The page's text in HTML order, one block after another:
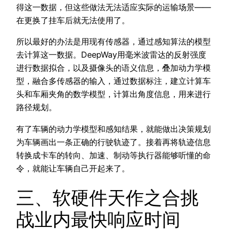
得这一数据，但这些做法无法适应实际的运输场景——
在更换了挂车后就无法使用了。
所以最好的办法是用现有传感器，通过感知算法的模型
去计算这一数据。DeepWay用毫米波雷达的反射强度
进行数据拟合，以及摄像头的语义信息，叠加动力学模
型，融合多传感器的输入，通过数据标注，建立计算车
头和车厢夹角的数学模型，计算出角度信息，用来进行
路径规划。
有了车辆的动力学模型和感知结果，就能做出决策规划
为车辆画出一条正确的行驶轨迹了。接着再将轨迹信息
转换成卡车的转向、加速、制动等执行器能够听懂的命
令，就能让车辆自己开起来了。
三、软硬件天作之合挑
战业内最快响应时间